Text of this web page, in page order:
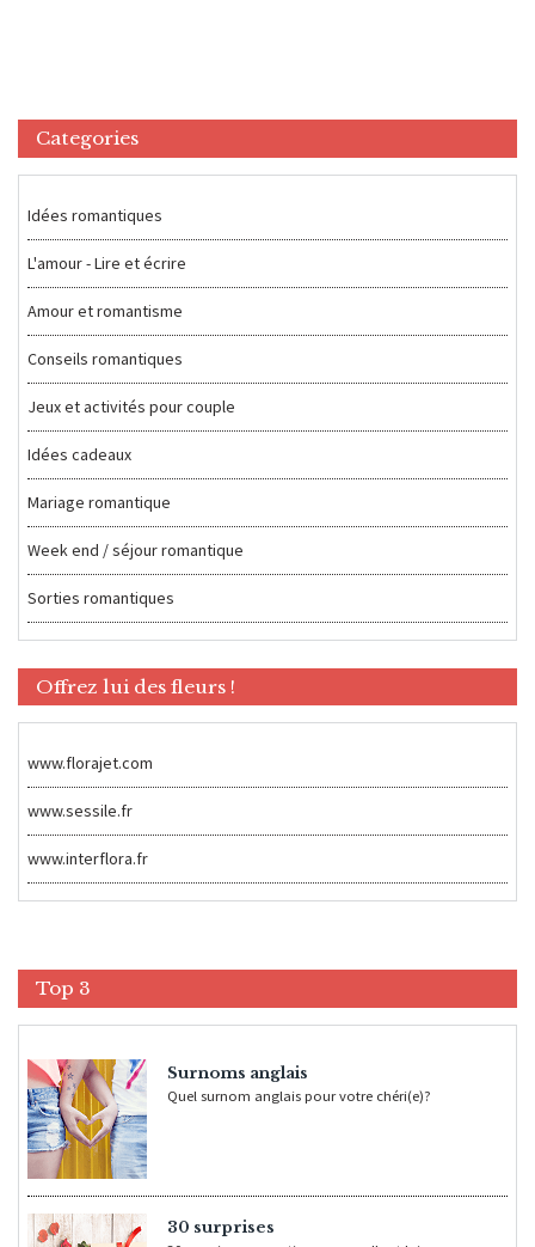
Categories
Idées romantiques
L'amour - Lire et écrire
Amour et romantisme
Conseils romantiques
Jeux et activités pour couple
Idées cadeaux
Mariage romantique
Week end / séjour romantique
Sorties romantiques
Offrez lui des fleurs !
www.florajet.com
www.sessile.fr
www.interflora.fr
Top 3
Surnoms anglais
Quel surnom anglais pour votre chéri(e)?
30 surprises